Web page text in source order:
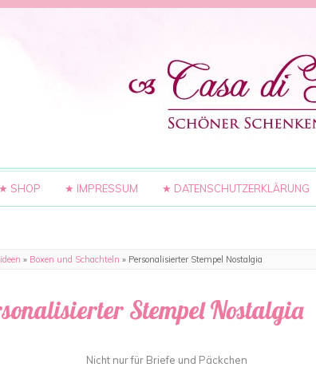
★ SHOP ★ IMPRESSUM ★ DATENSCHUTZERKLÄRUNG
» Boxen und Schachteln » Personalisierter Stempel Nostalgia
Stempel Nostalgia
Nicht nur für Briefe und Päckchen